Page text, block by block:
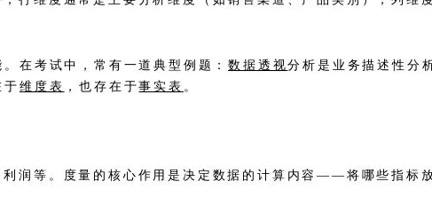
在考试中，常有一道典型例题：数据透视分析是业务描述性分
于维度表 ，也存在于事实表 。
利润等。度量的核心作用是决定数据的计算内容——将哪些指标